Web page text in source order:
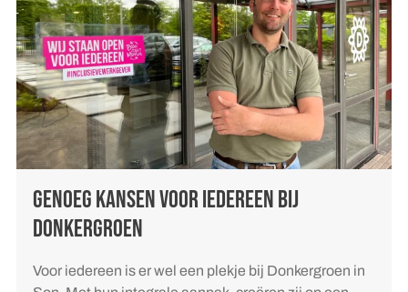
GENOEG KANSEN VOOR IEDEREEN BIJ
DONKERGROEN
Voor iedereen is er wel een plekje bij Donkergroen in